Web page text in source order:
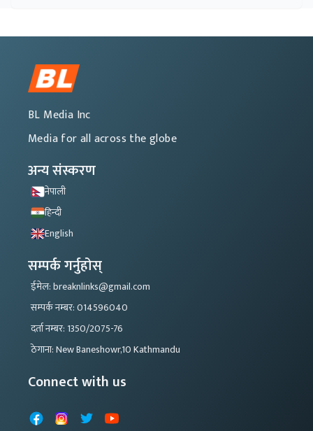
BL Media Inc
Media for all across the globe
अन्य संस्करण
नेपाली
हिन्दी
English
सम्पर्क गर्नुहोस्
ईमेल: breaknlinks@gmail.com
सम्पर्क नम्बर: 014596040
दर्ता नम्बर: 1350/2075-76
ठेगाना: New Baneshowr,10 Kathmandu
Connect with us
FacebookInstagram
X YouTube